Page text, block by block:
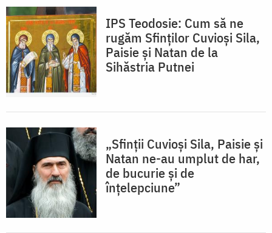
IPS Teodosie: Cum să ne
rugăm Sfinților Cuvioși Sila,
Paisie și Natan de la
Sihăstria Putnei
„Sfinții Cuvioși Sila, Paisie și
Natan ne-au umplut de har,
de bucurie și de
înțelepciune”